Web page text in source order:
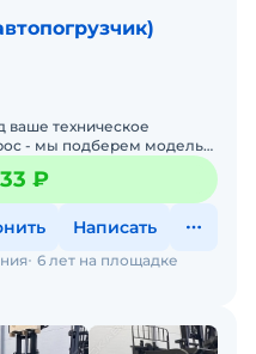
техническое
₽
Написать
6 лет на площадке